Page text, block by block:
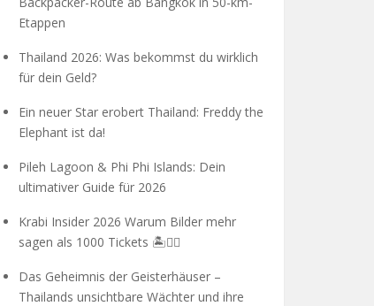
Etappen
Thailand 2026: Was bekommst du wirklich
für dein Geld?
Ein neuer Star erobert Thailand: Freddy the
Elephant ist da!
Pileh Lagoon & Phi Phi Islands: Dein
ultimativer Guide für 2026
Krabi Insider 2026 Warum Bilder mehr
sagen als 1000 Tickets 🏝️🧗‍♂️
Das Geheimnis der Geisterhäuser –
Thailands unsichtbare Wächter und ihre